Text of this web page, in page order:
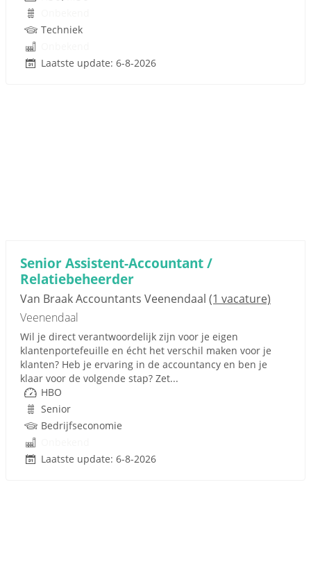
Techniek
Laatste update: 6-8-2026
Senior Assistent-Accountant /
Relatiebeheerder
Van Braak Accountants Veenendaal (1 vacature)
Veenendaal
Wil je direct verantwoordelijk zijn voor je eigen
klantenportefeuille en écht het verschil maken voor je
klanten? Heb je ervaring in de accountancy en ben je
klaar voor de volgende stap? Zet...
HBO
Senior
Bedrijfseconomie
Laatste update: 6-8-2026